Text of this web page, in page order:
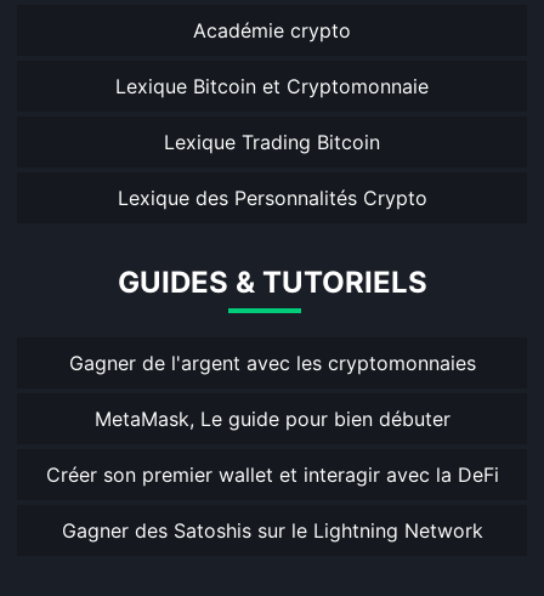
Académie crypto
Lexique Bitcoin et Cryptomonnaie
Lexique Trading Bitcoin
Lexique des Personnalités Crypto
GUIDES & TUTORIELS
Gagner de l'argent avec les cryptomonnaies
MetaMask, Le guide pour bien débuter
Créer son premier wallet et interagir avec la DeFi
Gagner des Satoshis sur le Lightning Network